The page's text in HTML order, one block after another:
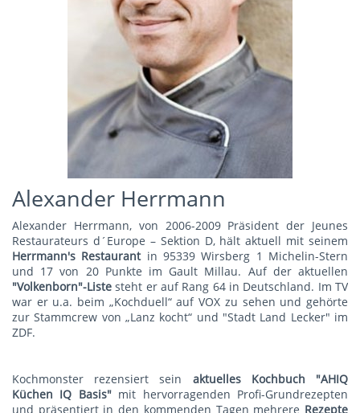
Alexander Herrmann
Alexander Herrmann, von 2006-2009 Präsident der Jeunes
Restaurateurs d´Europe – Sektion D, hält aktuell mit seinem
Herrmann's Restaurant in 95339 Wirsberg 1 Michelin-Stern
und 17 von 20 Punkte im Gault Millau. Auf der aktuellen
"Volkenborn"-Liste steht er auf Rang 64 in Deutschland. Im TV
war er u.a. beim „Kochduell“ auf VOX zu sehen und gehörte
zur Stammcrew von „Lanz kocht“ und "Stadt Land Lecker" im
ZDF.
Kochmonster rezensiert sein aktuelles Kochbuch "AHIQ
Küchen IQ Basis" mit hervorragenden Profi-Grundrezepten
und präsentiert in den kommenden Tagen mehrere Rezepte